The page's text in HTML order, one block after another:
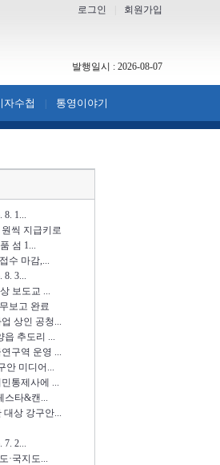
로그인 회원가입
발행일시 : 2026-08-07
자수첩 통영이야기
8. 1...
씩 지급키로
섬 1...
수 마감,...
8. 3...
보도교 ...
보고 완료
상인 공청...
읍 추도리 ...
구역 운영 ...
안 미디어...
통제사에 ...
스타&캔...
대상 강구안...
7. 2...
·국지도...